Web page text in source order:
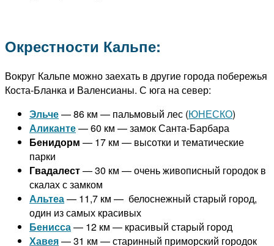
Окрестности Кальпе:
Вокруг Кальпе можно заехать в другие города побережья
Коста-Бланка и Валенсианы. С юга на север:
Эльче— 86 км — пальмовый лес (ЮНЕСКО)
Аликанте— 60 км — замок Санта-Барбара
Бенидорм — 17 км — высотки и тематические
парки
Гвадалест— 30 км — очень живописный городок в
скалах с замком
Альтеа— 11,7 км — белоснежный старый город,
один из самых красивых
Бенисса— 12 км — красивый старый город
Хавея— 31 км — старинный приморский городок